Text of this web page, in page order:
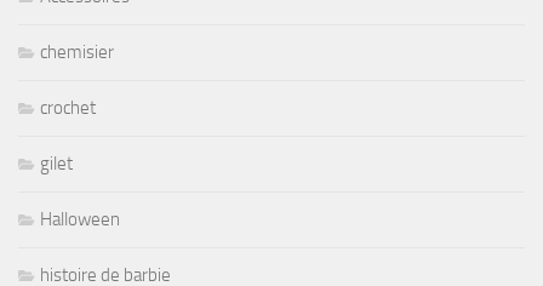
chemisier
crochet
gilet
Halloween
histoire de barbie